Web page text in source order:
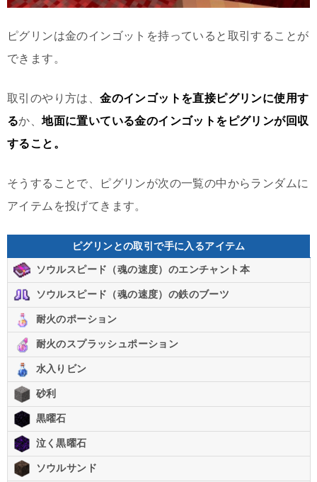
ピグリンは金のインゴットを持っていると取引することが
できます。
取引のやり方は、金のインゴットを直接ピグリンに使用す
るか、地面に置いている金のインゴットをピグリンが回収
すること。
そうすることで、ピグリンが次の一覧の中からランダムに
アイテムを投げてきます。
ピグリンとの取引で手に入るアイテム
ソウルスピード（魂の速度）のエンチャント本
ソウルスピード（魂の速度）の鉄のブーツ
耐火のポーション
耐火のスプラッシュポーション
水入りビン
砂利
黒曜石
泣く黒曜石
ソウルサンド